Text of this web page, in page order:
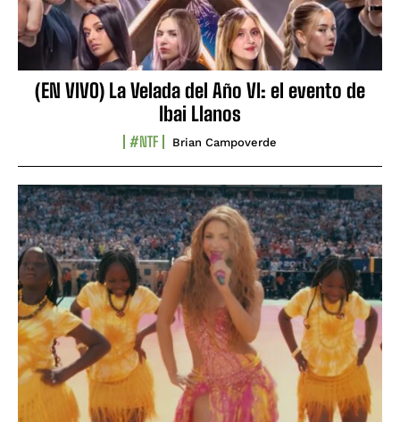
(EN VIVO) La Velada del Año VI: el evento de
Ibai Llanos
#NTF Brian Campoverde